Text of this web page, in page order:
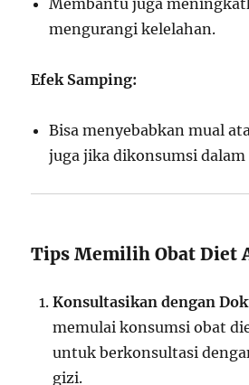
Membantu juga
mengurangi kelelahan.
Efek Samping:
Bisa menyebabkan mual
juga jika dikonsumsi
Tips Memilih Obat Diet
Konsultasikan dengan
memulai konsumsi obat
untuk berkonsultasi
gizi.